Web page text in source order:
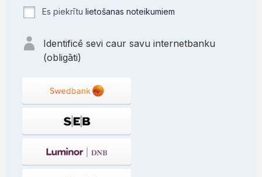
Es piekrītu lietošanas noteikumiem
Identificē sevi caur savu internetbanku
(obligāti)